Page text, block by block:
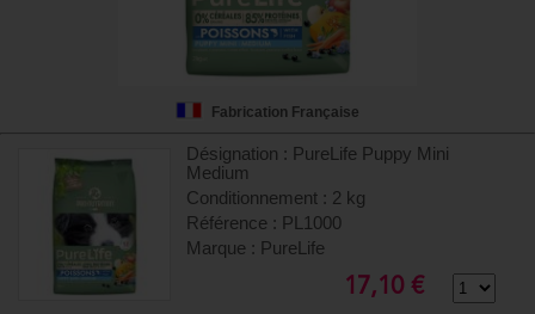
Fabrication Française
Désignation : PureLife Puppy Mini
Medium
Conditionnement : 2 kg
Référence : PL1000
Marque : PureLife
17,10 €